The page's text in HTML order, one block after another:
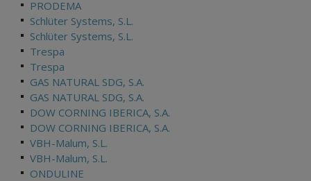
PRODEMA
Schlüter Systems, S.L.
Schlüter Systems, S.L.
Trespa
Trespa
GAS NATURAL SDG, S.A.
GAS NATURAL SDG, S.A.
DOW CORNING IBERICA, S.A.
DOW CORNING IBERICA, S.A.
VBH-Malum, S.L.
VBH-Malum, S.L.
ONDULINE